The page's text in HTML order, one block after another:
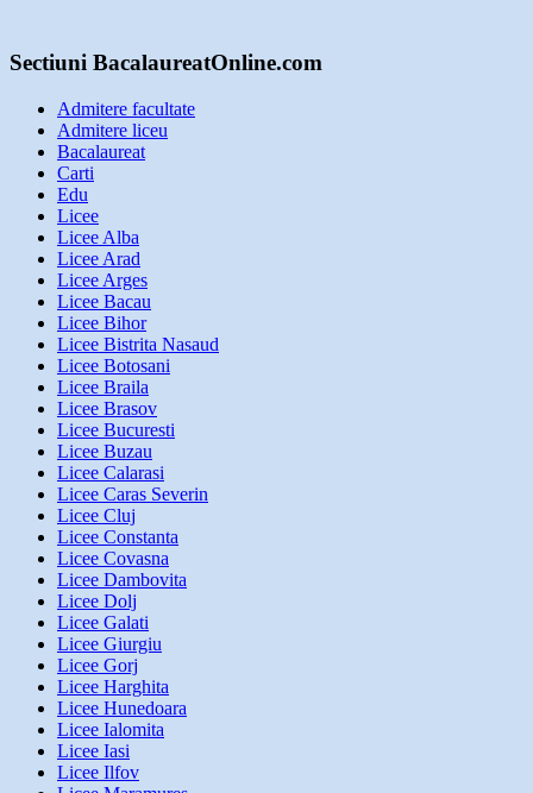
Sectiuni BacalaureatOnline.com
Admitere facultate
Admitere liceu
Bacalaureat
Carti
Edu
Licee
Licee Alba
Licee Arad
Licee Arges
Licee Bacau
Licee Bihor
Licee Bistrita Nasaud
Licee Botosani
Licee Braila
Licee Brasov
Licee Bucuresti
Licee Buzau
Licee Calarasi
Licee Caras Severin
Licee Cluj
Licee Constanta
Licee Covasna
Licee Dambovita
Licee Dolj
Licee Galati
Licee Giurgiu
Licee Gorj
Licee Harghita
Licee Hunedoara
Licee Ialomita
Licee Iasi
Licee Ilfov